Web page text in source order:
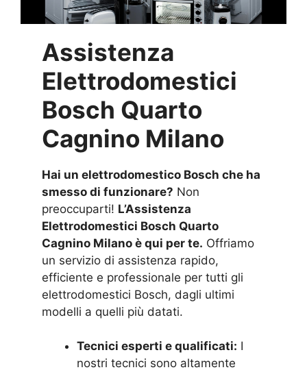
Assistenza
Elettrodomestici
Bosch Quarto
Cagnino Milano
Hai un elettrodomestico Bosch che ha
smesso di funzionare? Non
preoccuparti! L’Assistenza
Elettrodomestici Bosch Quarto
Cagnino Milano è qui per te. Offriamo
un servizio di assistenza rapido,
efficiente e professionale per tutti gli
elettrodomestici Bosch, dagli ultimi
modelli a quelli più datati.
Tecnici esperti e qualificati: I
nostri tecnici sono altamente